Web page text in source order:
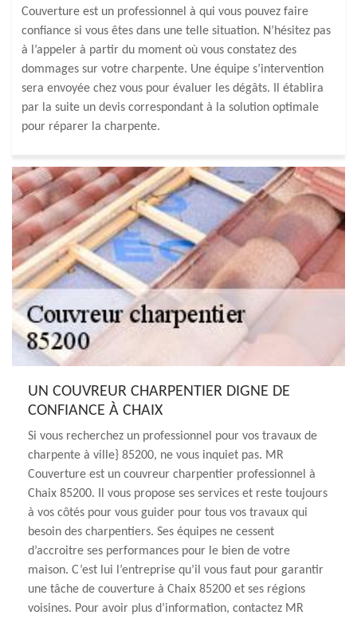
Couverture est un professionnel à qui vous pouvez faire
confiance si vous êtes dans une telle situation. N’hésitez pas
à l’appeler à partir du moment où vous constatez des
dommages sur votre charpente. Une équipe s’intervention
sera envoyée chez vous pour évaluer les dégâts. Il établira
par la suite un devis correspondant à la solution optimale
pour réparer la charpente.
UN COUVREUR CHARPENTIER DIGNE DE
CONFIANCE À CHAIX
Si vous recherchez un professionnel pour vos travaux de
charpente à ville} 85200, ne vous inquiet pas. MR
Couverture est un couvreur charpentier professionnel à
Chaix 85200. Il vous propose ses services et reste toujours
à vos côtés pour vous guider pour tous vos travaux qui
besoin des charpentiers. Ses équipes ne cessent
d’accroitre ses performances pour le bien de votre
maison. C’est lui l’entreprise qu’il vous faut pour garantir
une tâche de couverture à Chaix 85200 et ses régions
voisines. Pour avoir plus d’information, contactez MR